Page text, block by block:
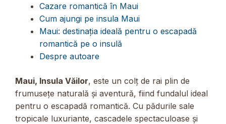
Cazare romantică în Maui
Cum ajungi pe insula Maui
Maui: destinația ideală pentru o escapadă
romantică pe o insulă
Despre autoare
Maui, Insula Văilor, este un colț de rai plin de
frumusețe naturală și aventură, fiind fundalul ideal
pentru o escapadă romantică. Cu pădurile sale
tropicale luxuriante, cascadele spectaculoase și